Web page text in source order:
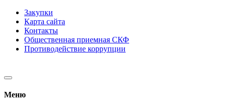
Закупки
Карта сайта
Контакты
Общественная приемная СКФ
Противодействие коррупции
Меню